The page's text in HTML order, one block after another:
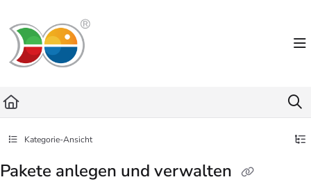
Fetch the complete documentation index at:
Use this file to discover all available pages before exploring further.
Kategorie-Ansicht
Pakete anlegen und verwalten